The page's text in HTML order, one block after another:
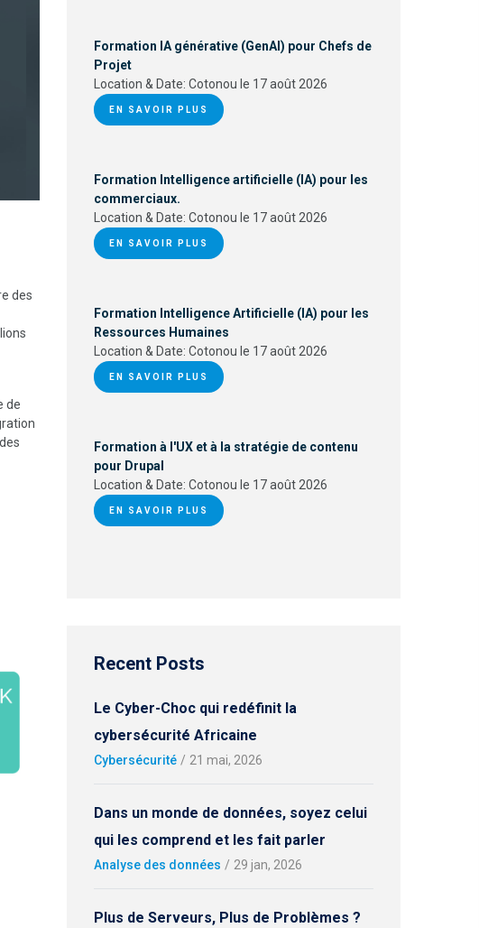
des
de
Formation IA générative (GenAI) pour Chefs de
Projet
Location & Date: Cotonou le 17 août 2026
EN SAVOIR PLUS
Formation Intelligence artificielle (IA) pour les
commerciaux.
Location & Date: Cotonou le 17 août 2026
EN SAVOIR PLUS
Formation Intelligence Artificielle (IA) pour les
Ressources Humaines
Location & Date: Cotonou le 17 août 2026
EN SAVOIR PLUS
Formation à l'UX et à la stratégie de contenu
pour Drupal
Location & Date: Cotonou le 17 août 2026
EN SAVOIR PLUS
Recent Posts
Le Cyber-Choc qui redéfinit la
cybersécurité Africaine
Cybersécurité / 21 mai, 2026
Dans un monde de données, soyez celui
qui les comprend et les fait parler
Analyse des données / 29 jan, 2026
Plus de Serveurs, Plus de Problèmes ?